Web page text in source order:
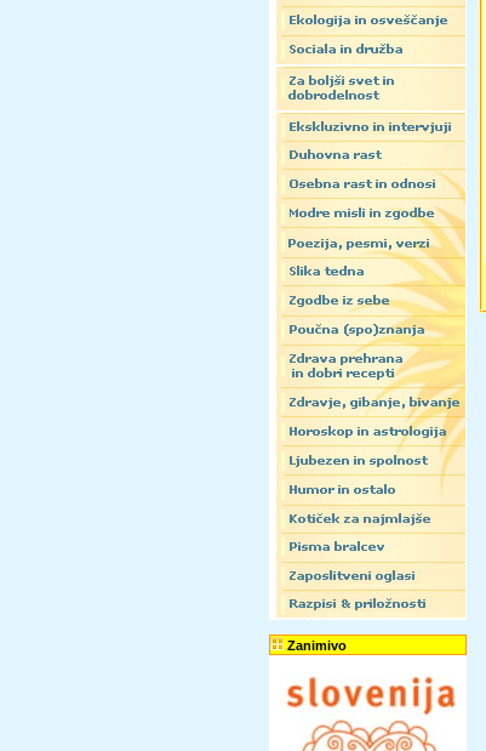
Zanimivo